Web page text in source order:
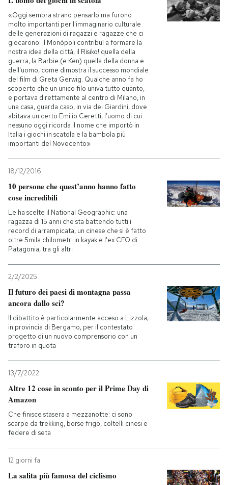
«Oggi sembra strano pensarlo ma furono
molto importanti per l'immaginario culturale
delle generazioni di ragazzi e ragazze che ci
giocarono: il Monòpoli contribuì a formare la
nostra idea della città, il Risiko! quella della
guerra, la Barbie (e Ken) quella della donna e
dell'uomo, come dimostra il successo mondiale
del film di Greta Gerwig. Qualche anno fa ho
scoperto che un unico filo univa tutto quanto,
e portava direttamente al centro di Milano, in
una casa, guarda caso, in via dei Giardini, dove
abitava un certo Emilio Ceretti, l’uomo di cui
nessuno oggi ricorda il nome che importò in
Italia i giochi in scatola e la bambola più
importanti del Novecento»
18/12/2016
10 persone che quest’anno hanno fatto
cose incredibili
Le ha scelte il National Geographic: una
ragazza di 15 anni che sta battendo tutti i
record di arrampicata, un cinese che si è fatto
oltre 5mila chilometri in kayak e l'ex CEO di
Patagonia, tra gli altri
2/2/2025
Il futuro dei paesi di montagna passa
ancora dallo sci?
Il dibattito è particolarmente acceso a Lizzola,
in provincia di Bergamo, per il contestato
progetto di un nuovo comprensorio con un
traforo in quota
13/7/2022
Altre 12 cose in sconto per il Prime Day di
Amazon
Che finisce stasera a mezzanotte: ci sono
scarpe da trekking, borse frigo, coltelli cinesi e
federe di seta
12 giorni fa
La salita più famosa del ciclismo